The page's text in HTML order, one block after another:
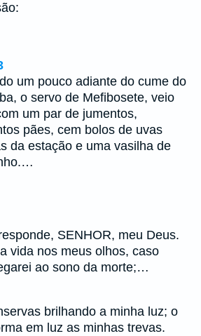
um pouco adiante do cume do
o servo de Mefibosete, veio
um par de jumentos,
pães, cem bolos de uvas
da estação e uma vasilha de
SENHOR, meu Deus.
vida nos meus olhos, caso
ao sono da morte;…
brilhando a minha luz; o
em luz as minhas trevas.